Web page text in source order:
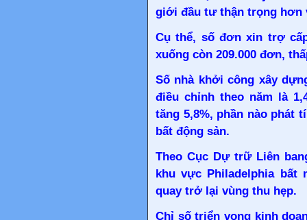
giới đầu tư thận trọng hơn
Cụ thể, số đơn xin trợ
xuống còn 209.000 đơn,
Số nhà khởi công xây
điều chỉnh theo năm là
tăng 5,8%, phần nào
bất động sản.
Theo Cục Dự trữ Liên
khu vực Philadelphia bất
quay trở lại vùng thu hẹp.
Chỉ số triển vọng kinh